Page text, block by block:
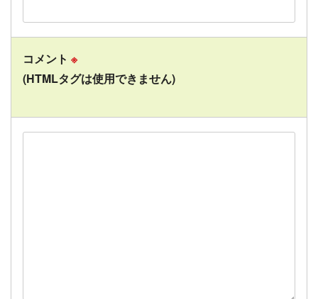
コメント ※
(HTMLタグは使用できません)